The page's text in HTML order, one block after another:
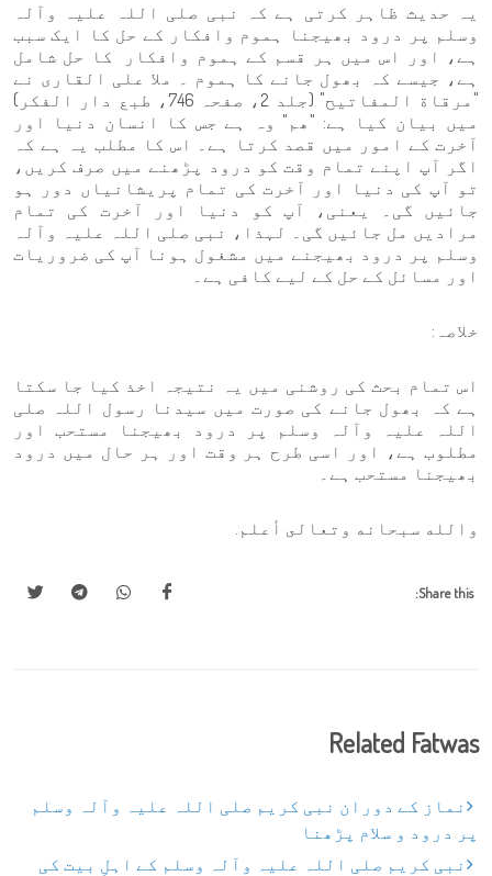
یہ حدیث ظاہر کرتی ہے کہ نبی صلی اللہ علیہ وآلہ
وسلم پر درود بھیجنا ہموم وافکار کے حل کا ایک سبب
ہے، اور اس میں ہر قسم کے ہموم وافکار کا حل شامل
ہے، جیسے کہ بھول جانے کا ہموم ۔ ملا علی القاری نے
"مرقاة المفاتيح" (جلد 2، صفحہ 746، طبع دار الفكر)
میں بیان کیا ہے: "ھم" وہ ہے جس کا انسان دنیا اور
آخرت کے امور میں قصد کرتا ہے۔ اس کا مطلب یہ ہے کہ
اگر آپ اپنے تمام وقت کو درود پڑھنے میں صرف کریں،
تو آپ کی دنیا اور آخرت کی تمام پریشانیاں دور ہو
جائیں گی۔ یعنی، آپ کو دنیا اور آخرت کی تمام
مرادیں مل جائیں گی۔ لہذا، نبی صلی اللہ علیہ وآلہ
وسلم پر درود بھیجنے میں مشغول ہونا آپ کی ضروریات
اور مسائل کے حل کے لیے کافی ہے۔
خلاصہ:
اس تمام بحث کی روشنی میں یہ نتیجہ اخذ کیا جا سکتا
ہے کہ بھول جانے کی صورت میں سیدنا رسول اللہ صلی
اللہ علیہ وآلہ وسلم پر درود بھیجنا مستحب اور
مطلوب ہے، اور اسی طرح ہر وقت اور ہر حال میں درود
بھیجنا مستحب ہے۔
والله سبحانه وتعالى أعلم.
Share this:
Related Fatwas
نماز کے دوران نبی کریم صلی اللہ علیہ وآلہ وسلم
پر درود و سلام پڑھنا
نبی کریم صلی اللہ علیہ وآلہ وسلم کے اہلِ بیت کی